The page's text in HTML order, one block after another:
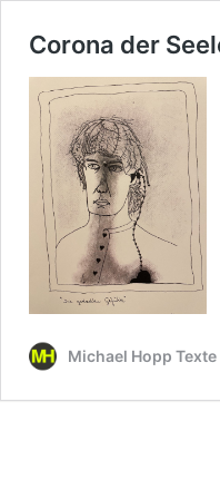
Corona der
Michael Hopp Texte